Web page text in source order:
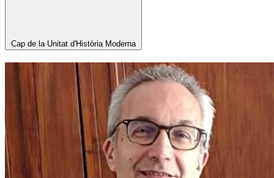
Cap de la Unitat d'Història Moderna